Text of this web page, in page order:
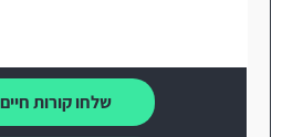
שלחו קורות